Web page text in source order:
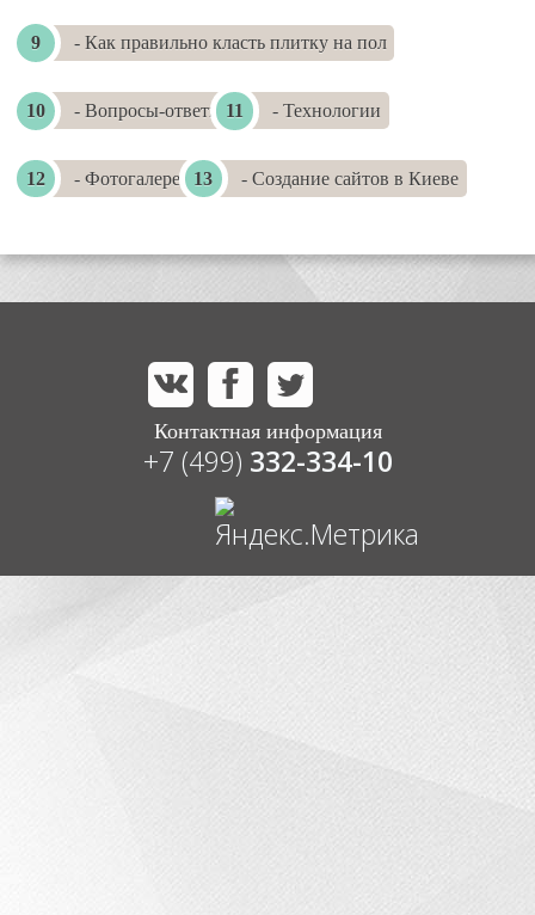
- Как правильно класть плитку на пол
- Вопросы-ответы - Технологии
- Фотогалереи - Создание сайтов в Киеве
Контактная информация
+7 (499) 332-334-10